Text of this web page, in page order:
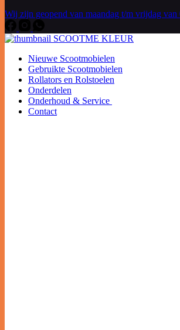
Wij zijn geopend van maandag t/m vrijdag
Nieuwe Scootmobielen
Gebruikte Scootmobielen
Rollators en Rolstoelen
Onderdelen
Onderhoud & Service
Contact